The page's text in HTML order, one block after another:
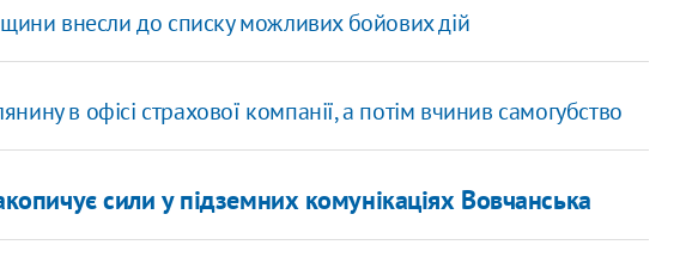
внесли до списку можливих бойових дій
в офісі страхової компанії, а потім вчинив самогубство
сили у підземних комунікаціях Вовчанська